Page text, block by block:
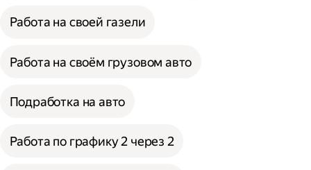
Работа на своей газели
Работа на своём грузовом авто
Подработка на авто
Работа по графику 2 через 2